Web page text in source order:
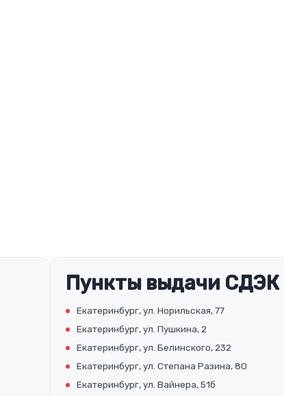
Пункты выдачи СДЭК
Екатеринбург, ул. Норильская, 77
Екатеринбург, ул. Пушкина, 2
Екатеринбург, ул. Белинского, 232
Екатеринбург, ул. Степана Разина, 80
Екатеринбург, ул. Вайнера, 51б